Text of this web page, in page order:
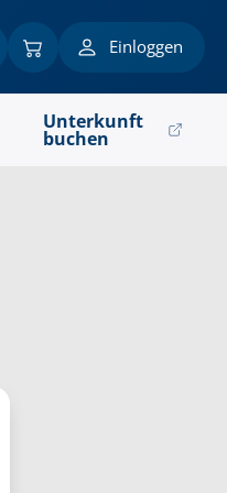
Einloggen
Unterkunft
buchen